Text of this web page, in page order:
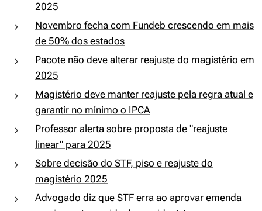
2025
Novembro fecha com Fundeb crescendo em mais
de 50% dos estados
Pacote não deve alterar reajuste do magistério em
2025
Magistério deve manter reajuste pela regra atual e
garantir no mínimo o IPCA
Professor alerta sobre proposta de "reajuste
linear" para 2025
Sobre decisão do STF, piso e reajuste do
magistério 2025
Advogado diz que STF erra ao aprovar emenda